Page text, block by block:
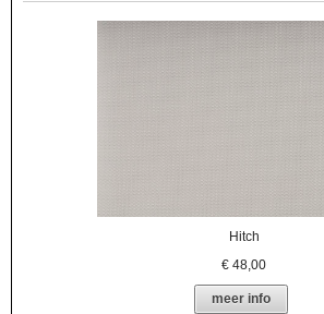
Hitch
€48,00
meer info